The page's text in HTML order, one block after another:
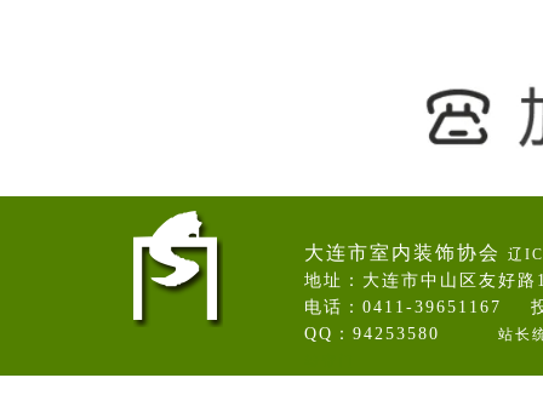
大连市室内装饰协会 辽
地址：大连市中山区友好
电话：0411-39651167
QQ：94253580 站长